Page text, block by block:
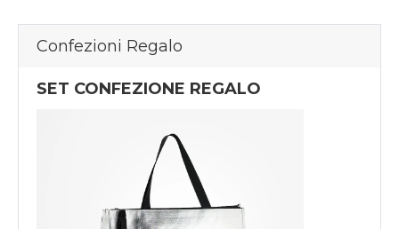
Confezioni Regalo
SET CONFEZIONE REGALO